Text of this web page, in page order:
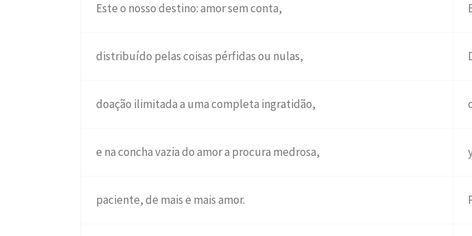
Este o nosso destino: amor sem conta,
distribuído pelas coisas pérfidas ou nulas,
doação ilimitada a uma completa ingratidão,
e na concha vazia do amor a procura medrosa,
paciente, de mais e mais amor.